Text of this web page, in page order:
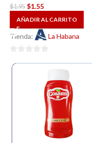
$1.95 $1.55
AÑADIR AL CARRITO
Tienda: La Habana
de